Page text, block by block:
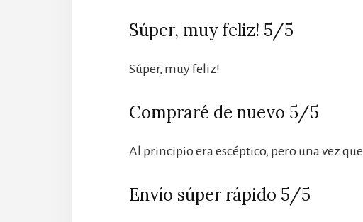
Súper, muy feliz! 5/5
Súper, muy feliz!
Compraré de nuevo 5/5
Al principio era escéptico, pero una vez
Envío súper rápido 5/5